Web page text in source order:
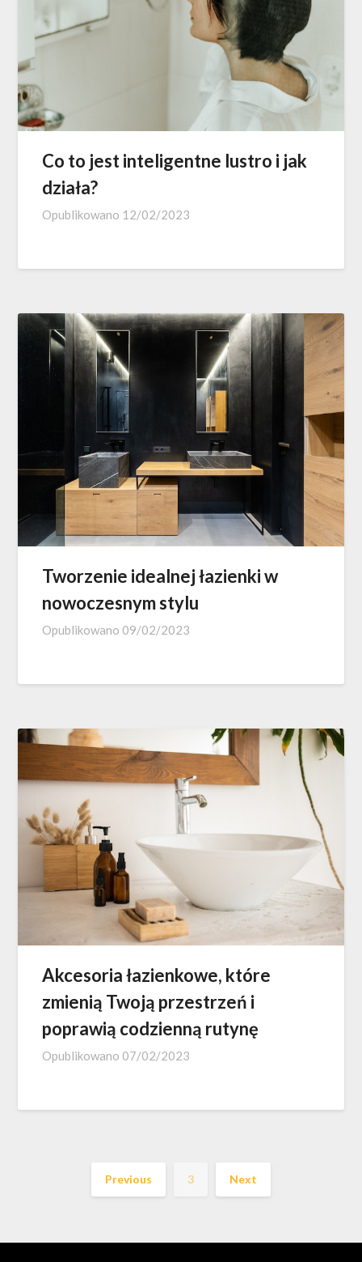
Co to jest inteligentne lustro i jak
działa?
Opublikowano 12/02/2023
Tworzenie idealnej łazienki w
nowoczesnym stylu
Opublikowano 09/02/2023
Akcesoria łazienkowe, które
zmienią Twoją przestrzeń i
poprawią codzienną rutynę
Opublikowano 07/02/2023
Previous 3 Next